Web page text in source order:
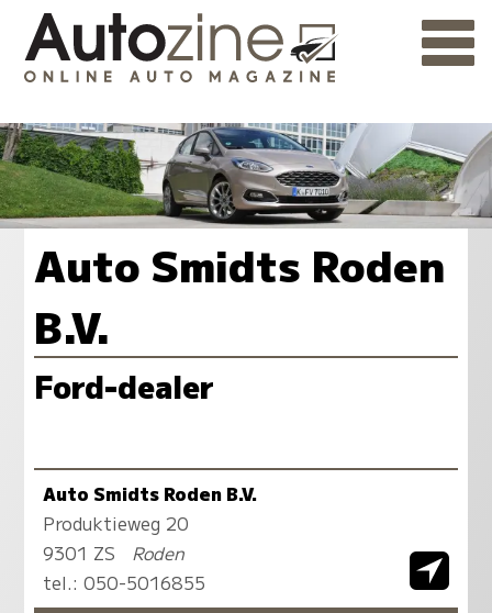
Auto Smidts Roden
B.V.
Ford-dealer
Auto Smidts Roden B.V.
Produktieweg 20
9301 ZS
Roden
tel.:050-5016855